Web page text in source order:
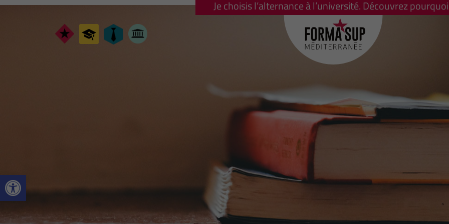
Ouvrir la barre d’outils
Je choisis l’alternance à l’université. Découvrez